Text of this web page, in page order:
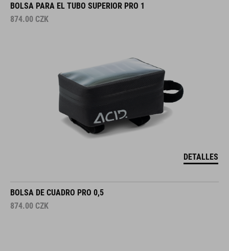
BOLSA PARA EL TUBO SUPERIOR PRO 1
874.00 CZK
DETALLES
BOLSA DE CUADRO PRO 0,5
874.00 CZK